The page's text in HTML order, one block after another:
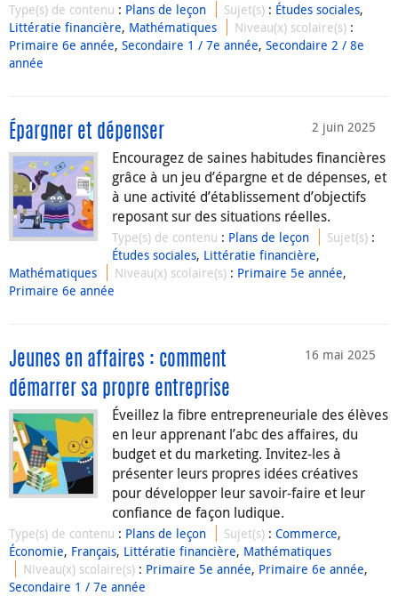
Type(s) de contenu : Plans de leçon Sujet(s) : Études sociales,
Littératie financière, Mathématiques Niveau(x) scolaire(s) :
Primaire 6e année, Secondaire 1 / 7e année, Secondaire 2 / 8e
année
2 juin 2025
Épargner et dépenser
Encouragez de saines habitudes financières
grâce à un jeu d’épargne et de dépenses, et
à une activité d’établissement d’objectifs
reposant sur des situations réelles.
Type(s) de contenu : Plans de leçon Sujet(s) :
Études sociales, Littératie financière,
Mathématiques
Niveau(x) scolaire(s) : Primaire 5e année,
Primaire 6e année
16 mai 2025
Jeunes en affaires : comment
démarrer sa propre entreprise
Éveillez la fibre entrepreneuriale des élèves
en leur apprenant l’abc des affaires, du
budget et du marketing. Invitez-les à
présenter leurs propres idées créatives
pour développer leur savoir-faire et leur
confiance de façon ludique.
Type(s) de contenu : Plans de leçon Sujet(s) :Commerce,
Économie, Français, Littératie financière, Mathématiques
Niveau(x) scolaire(s) : Primaire 5e année, Primaire 6e année,
Secondaire 1 / 7e année